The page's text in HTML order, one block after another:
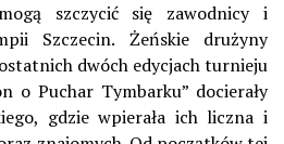
szczycić się zawodnicy i
Szczecin. Żeńskie drużyny
dwóch edycjach turnieju
o Puchar Tymbarku” docierały
gdzie wpierała ich liczna i